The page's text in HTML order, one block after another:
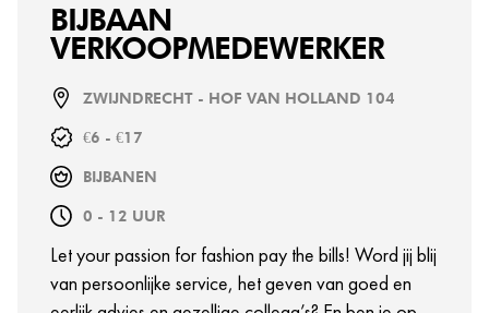
BIJBAAN
VERKOOPMEDEWERKER
ZWIJNDRECHT - HOF VAN HOLLAND 104
€6 - €17
BIJBANEN
0 - 12 UUR
Let your passion for fashion pay the bills! Word jij blij
van persoonlijke service, het geven van goed en